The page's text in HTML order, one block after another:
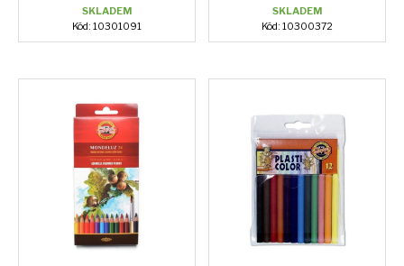
SKLADEM
Kód: 10301091
SKLADEM
Kód: 10300372